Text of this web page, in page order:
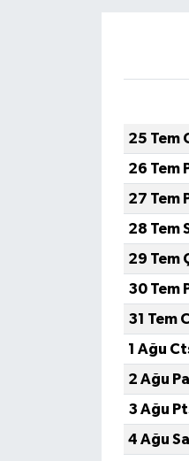
25 Tem
26 Tem
27 Tem
28 Tem
29 Tem
30 Tem
31 Tem
1 Ağu
2 Ağu
3 Ağu
4 Ağu Sal